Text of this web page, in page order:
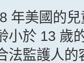
年美國的
小於 13 歲
法監護人